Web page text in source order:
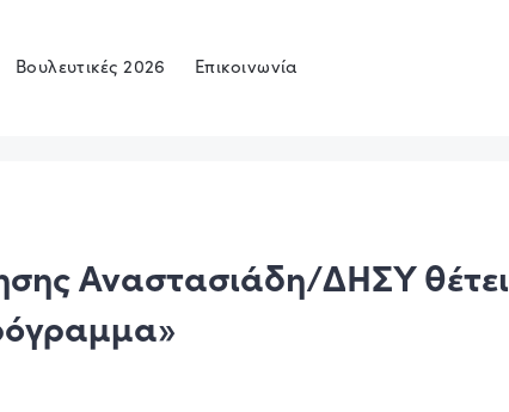
Βουλευτικές 2026 Επικοινωνία
Αναστασιάδη/ΔΗΣΥ θέτει